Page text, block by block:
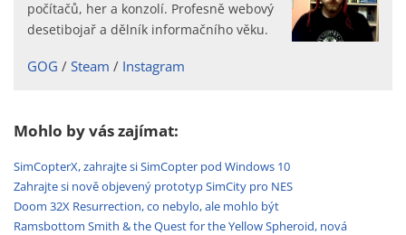
počítačů, her a konzolí. Profesně webový
desetibojař a dělník informačního věku.
GOG Steam Instagram
Mohlo by vás zajímat:
SimCopterX, zahrajte si SimCopter pod Windows 10
Zahrajte si nově objevený prototyp SimCity pro NES
Doom 32X Resurrection, co nebylo, ale mohlo být
Ramsbottom Smith & the Quest for the Yellow Spheroid, nová